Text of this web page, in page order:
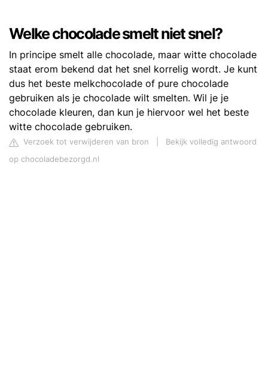
Welke chocolade smelt niet snel?
In principe smelt alle chocolade, maar witte chocolade
staat erom bekend dat het snel korrelig wordt. Je kunt
dus het beste melkchocolade of pure chocolade
gebruiken als je chocolade wilt smelten. Wil je je
chocolade kleuren, dan kun je hiervoor wel het beste
witte chocolade gebruiken.
Verzoek tot verwijderen van bron
Bekijk volledig antwoord
op chocoladebezorgd.nl